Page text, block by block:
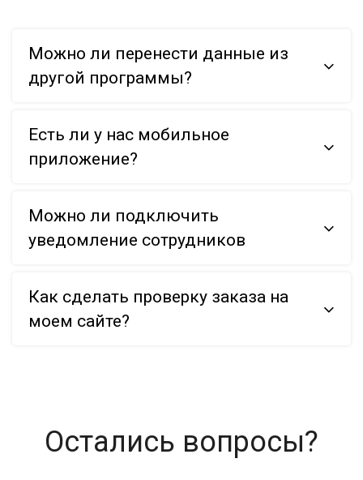
Можно ли перенести данные из
другой программы?
Есть ли у нас мобильное
приложение?
Можно ли подключить
уведомление сотрудников
Как сделать проверку заказа на
моем сайте?
Остались вопросы?